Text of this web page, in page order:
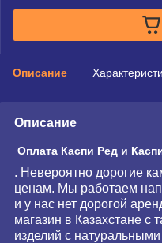
Описание
Описание
Оплата Каспи Ред и
. Невероятно дорогие
ценам. Мы работаем
и у нас нет дорогой
магазин в Казахстане
изделий с